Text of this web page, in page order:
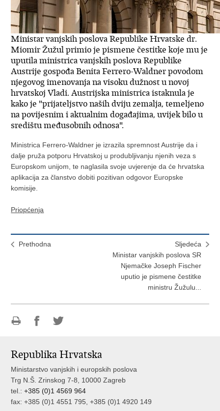
Ministar vanjskih poslova Republike Hrvatske dr.
Miomir Žužul primio je pismene čestitke koje mu je
uputila ministrica vanjskih poslova Republike
Austrije gospođa Benita Ferrero-Waldner povodom
njegovog imenovanja na visoku dužnost u novoj
hrvatskoj Vladi. Austrijska ministrica istaknula je
kako je "prijateljstvo naših dviju zemalja, temeljeno
na povijesnim i aktualnim događajima, uvijek bilo u
središtu međusobnih odnosa".
Ministrica Ferrero-Waldner je izrazila spremnost Austrije da i
dalje pruža potporu Hrvatskoj u produbljivanju njenih veza s
Europskom unijom, te naglasila svoje uvjerenje da će hrvatska
aplikacija za članstvo dobiti pozitivan odgovor Europske
komisije.
Priopćenja
Prethodna
Sljedeća
Ministar vanjskih poslova SR
Njemačke Joseph Fischer
uputio je pismene čestitke
ministru Žužulu...
Facebooku
Twitteru
Republika Hrvatska
Ministarstvo vanjskih i europskih poslova
Trg N.Š. Zrinskog 7-8, 10000 Zagreb
tel.:+385 (0)1 4569 964
fax: +385 (0)1 4551 795, +385 (0)1 4920 149